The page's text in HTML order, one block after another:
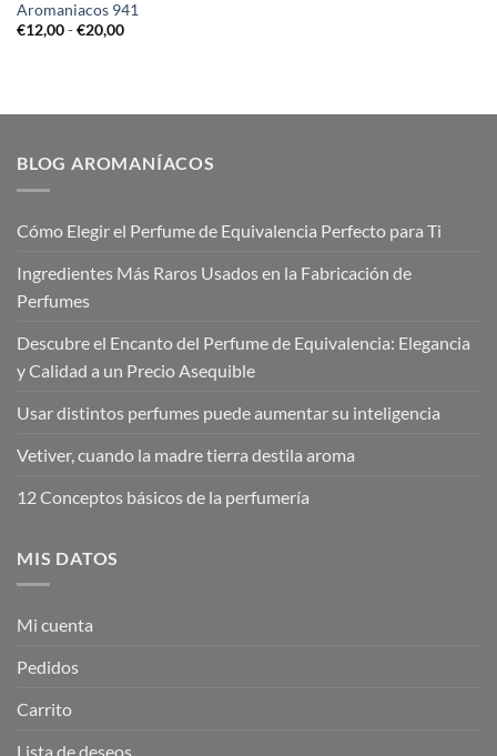
Aromaniacos 941
€12,00 - €20,00Rango
€20,00
BLOG AROMANÍACOS
Cómo Elegir el Perfume de Equivalencia Perfecto para Ti
Ingredientes Más Raros Usados en la Fabricación de
Perfumes
Descubre el Encanto del Perfume de Equivalencia: Elegancia
y Calidad a un Precio Asequible
Usar distintos perfumes puede aumentar su inteligencia
Vetiver, cuando la madre tierra destila aroma
12 Conceptos básicos de la perfumería
MIS DATOS
Mi cuenta
Pedidos
Carrito
Lista de deseos